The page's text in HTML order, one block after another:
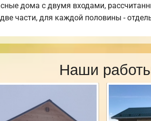
дома с двумя входами,
части, для каждой половины -
Наши